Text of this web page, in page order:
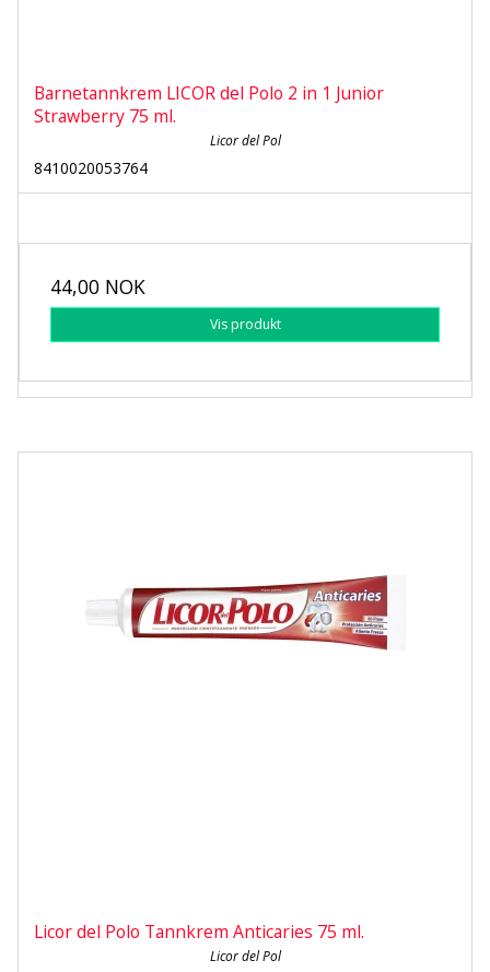
Barnetannkrem LICOR del Polo 2 in 1 Junior
Strawberry 75 ml.
Licor del Pol
8410020053764
44,00 NOK
Vis produkt
Licor del Polo Tannkrem Anticaries 75 ml.
Licor del Pol